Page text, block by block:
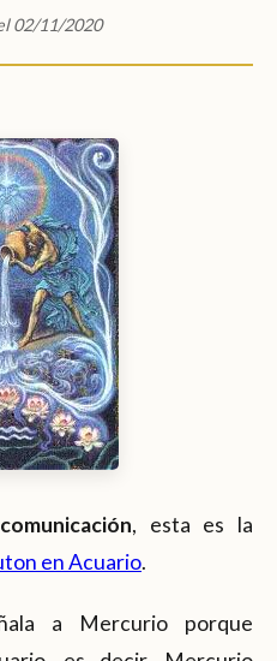
02/11/2020
, esta es la
en Acuario.
a Mercurio porque